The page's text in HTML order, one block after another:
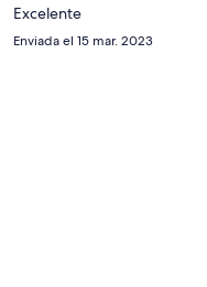
Excelente
Enviada el 15 mar. 2023